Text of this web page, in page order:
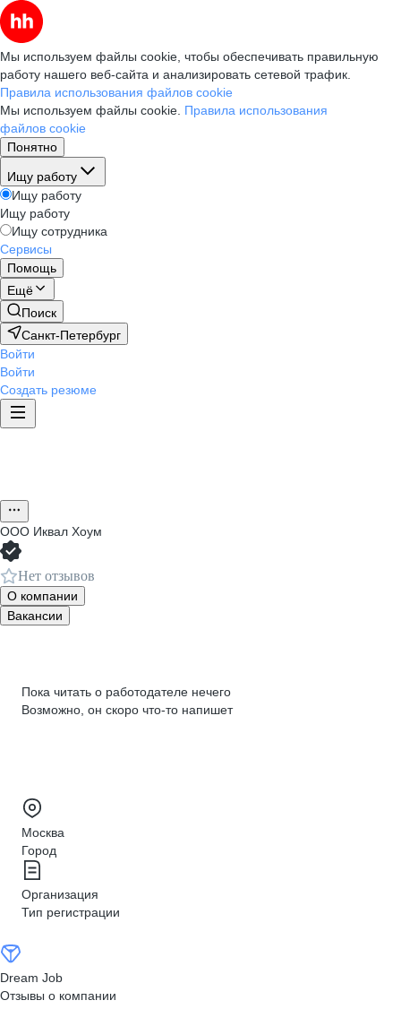
Мы используем файлы cookie, чтобы обеспечивать правильную
работу нашего веб-сайта и анализировать сетевой трафик.
Правила использования файлов cookie
Мы используем файлы cookie. Правила использования
файлов cookie
Понятно
Ищу работу
Ищу работу
Ищу работу
Ищу сотрудника
Сервисы
Помощь
Ещё
Поиск
Санкт-Петербург
Войти
Войти
Создать резюме
ООО Иквал Хоум
Нет отзывов
О компании
Вакансии
Пока читать о работодателе нечего
Возможно, он скоро что‑то напишет
Москва
Город
Организация
Тип регистрации
Dream Job
Отзывы о компании